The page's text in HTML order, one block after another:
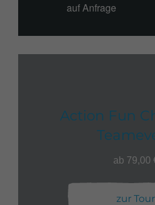
auf Anfrage
Action Fun
ab 79,00
zur Tour